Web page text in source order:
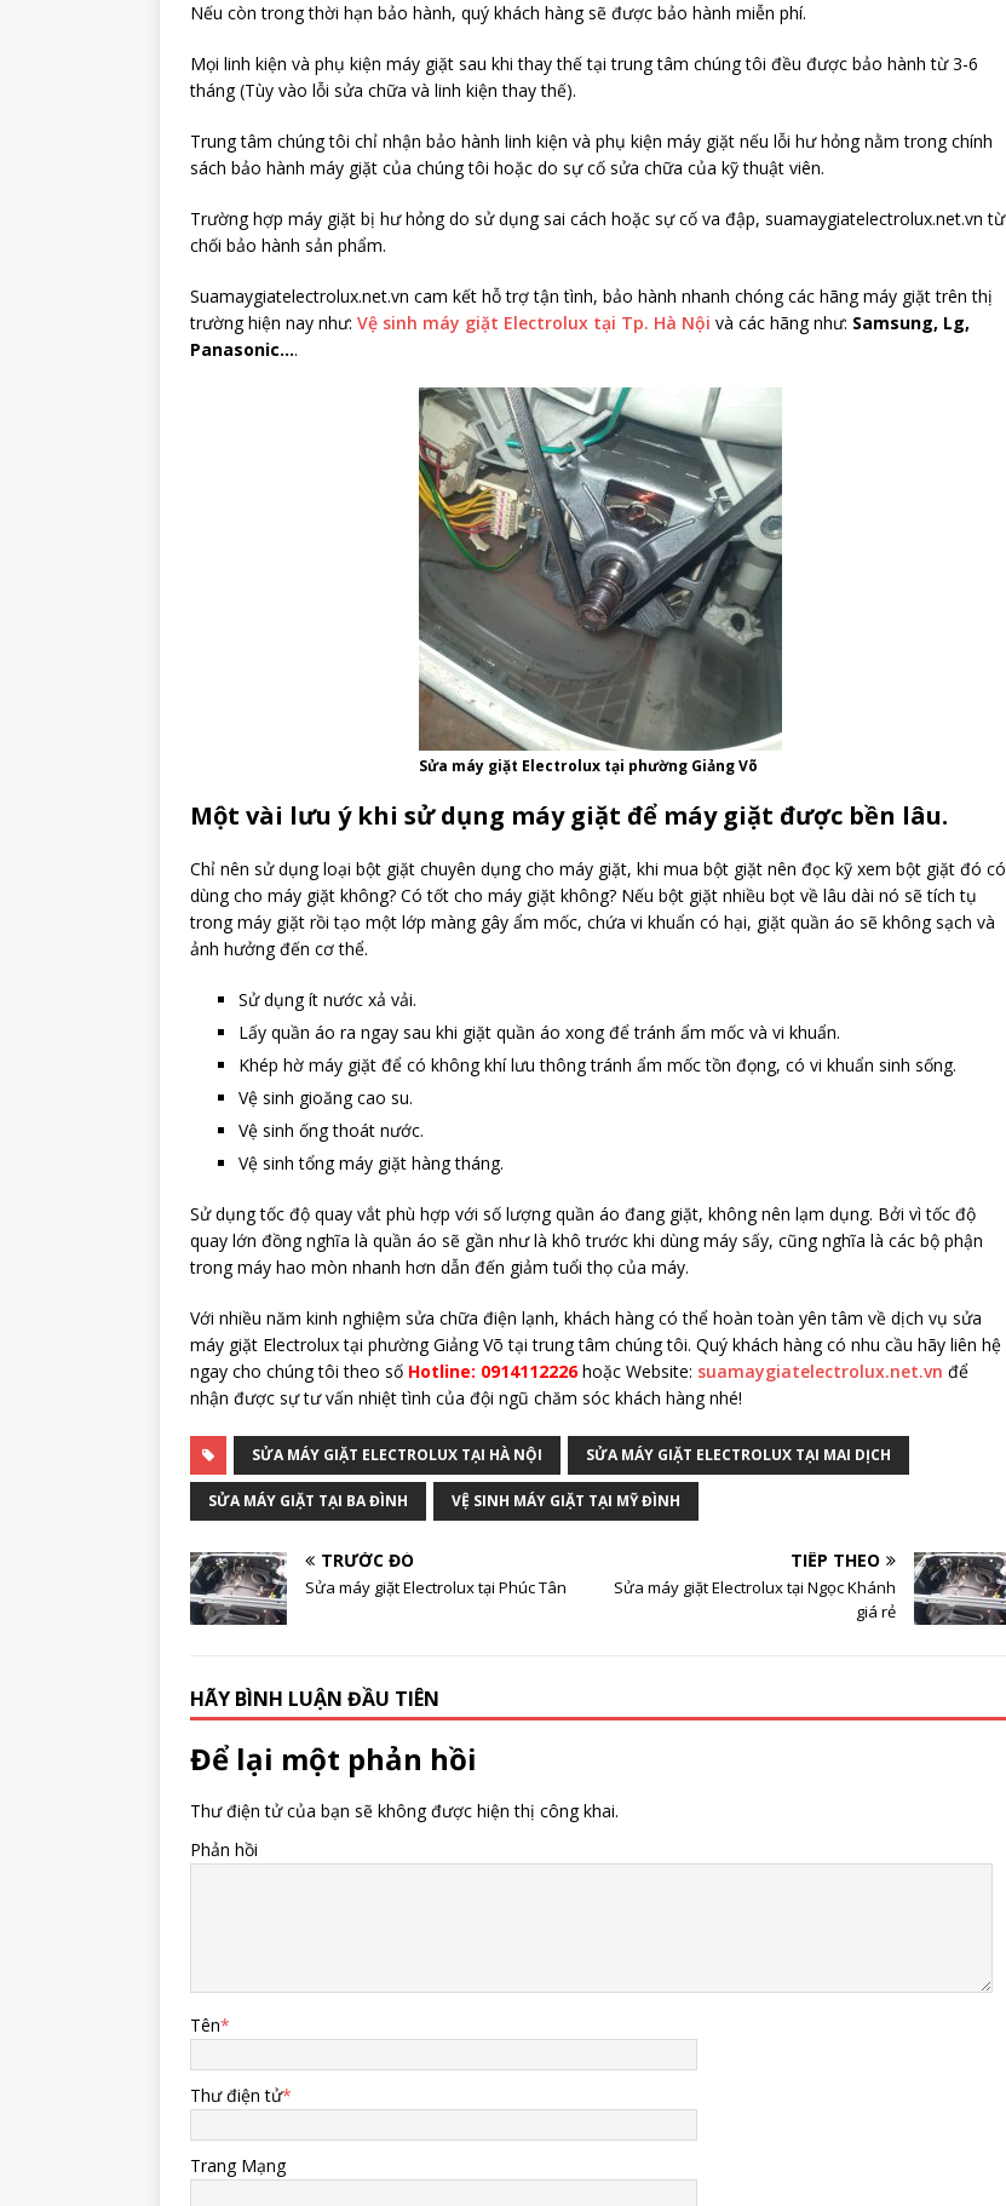
Nếu còn trong thời hạn bảo hành, quý khách hàng sẽ được bảo hành miễn phí.
Mọi linh kiện và phụ kiện máy giặt sau khi thay thế tại trung tâm chúng tôi đều được bảo hành từ 3-6
tháng (Tùy vào lỗi sửa chữa và linh kiện thay thế).
Trung tâm chúng tôi chỉ nhận bảo hành linh kiện và phụ kiện máy giặt nếu lỗi hư hỏng nằm trong chính
sách bảo hành máy giặt của chúng tôi hoặc do sự cố sửa chữa của kỹ thuật viên.
Trường hợp máy giặt bị hư hỏng do sử dụng sai cách hoặc sự cố va đập, suamaygiatelectrolux.net.vn từ
chối bảo hành sản phẩm.
Suamaygiatelectrolux.net.vn cam kết hỗ trợ tận tình, bảo hành nhanh chóng các hãng máy giặt trên thị
trường hiện nay như: Vệ sinh máy giặt Electrolux tại Tp. Hà Nội và các hãng như: Samsung, Lg,
Panasonic….
Sửa máy giặt Electrolux tại phường Giảng Võ
Một vài lưu ý khi sử dụng máy giặt để máy giặt được bền lâu.
Chỉ nên sử dụng loại bột giặt chuyên dụng cho máy giặt, khi mua bột giặt nên đọc kỹ xem bột giặt đó có
dùng cho máy giặt không? Có tốt cho máy giặt không? Nếu bột giặt nhiều bọt về lâu dài nó sẽ tích tụ
trong máy giặt rồi tạo một lớp màng gây ẩm mốc, chứa vi khuẩn có hại, giặt quần áo sẽ không sạch và
ảnh hưởng đến cơ thể.
Sử dụng ít nước xả vải.
Lấy quần áo ra ngay sau khi giặt quần áo xong để tránh ẩm mốc và vi khuẩn.
Khép hờ máy giặt để có không khí lưu thông tránh ẩm mốc tồn đọng, có vi khuẩn sinh sống.
Vệ sinh gioăng cao su.
Vệ sinh ống thoát nước.
Vệ sinh tổng máy giặt hàng tháng.
Sử dụng tốc độ quay vắt phù hợp với số lượng quần áo đang giặt, không nên lạm dụng. Bởi vì tốc độ
quay lớn đồng nghĩa là quần áo sẽ gần như là khô trước khi dùng máy sấy, cũng nghĩa là các bộ phận
trong máy hao mòn nhanh hơn dẫn đến giảm tuổi thọ của máy.
Với nhiều năm kinh nghiệm sửa chữa điện lạnh, khách hàng có thể hoàn toàn yên tâm về dịch vụ sửa
máy giặt Electrolux tại phường Giảng Võ tại trung tâm chúng tôi. Quý khách hàng có nhu cầu hãy liên hệ
ngay cho chúng tôi theo số Hotline: 0914112226hoặc Website: suamaygiatelectrolux.net.vn để
nhận được sự tư vấn nhiệt tình của đội ngũ chăm sóc khách hàng nhé!
SỬA MÁY GIẶT ELECTROLUX TẠI HÀ NỘI SỬA MÁY GIẶT ELECTROLUX TẠI MAI DỊCH
SỬA MÁY GIẶT TẠI BA ĐÌNH VỆ SINH MÁY GIẶT TẠI MỸ ĐÌNH
TRƯỚC ĐÓ
Sửa máy giặt Electrolux tại Phúc Tân
TIẾP THEO
Sửa máy giặt Electrolux tại Ngọc Khánh
giá rẻ
HÃY BÌNH LUẬN ĐẦU TIÊN
Để lại một phản hồi
Thư điện tử của bạn sẽ không được hiện thị công khai.
Phản hồi
Tên*
Thư điện tử*
Trang Mạng